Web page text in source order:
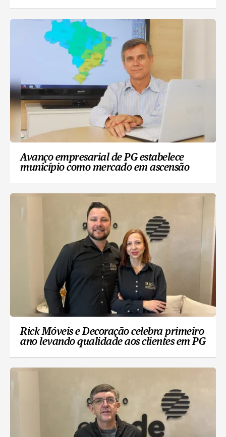
Avanço empresarial de PG estabelece
município como mercado em ascensão
Rick Móveis e Decoração celebra primeiro
ano levando qualidade aos clientes em PG